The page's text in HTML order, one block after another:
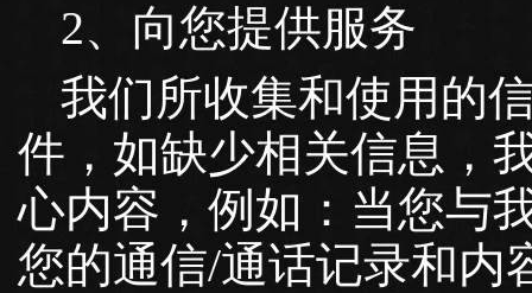
2、向您提供服务
我们所收集和使用的
件，如缺少相关信息，
心内容，例如：当您与
您的通信/通话记录和内